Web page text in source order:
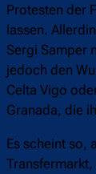
Protesten der
lassen.
Sergi Samper
jedoch den
Celta Vigo
Granada, die
Es scheint so,